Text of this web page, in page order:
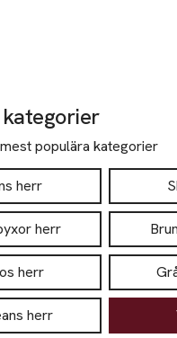
populära kategorier
herr
herr
herr
herr